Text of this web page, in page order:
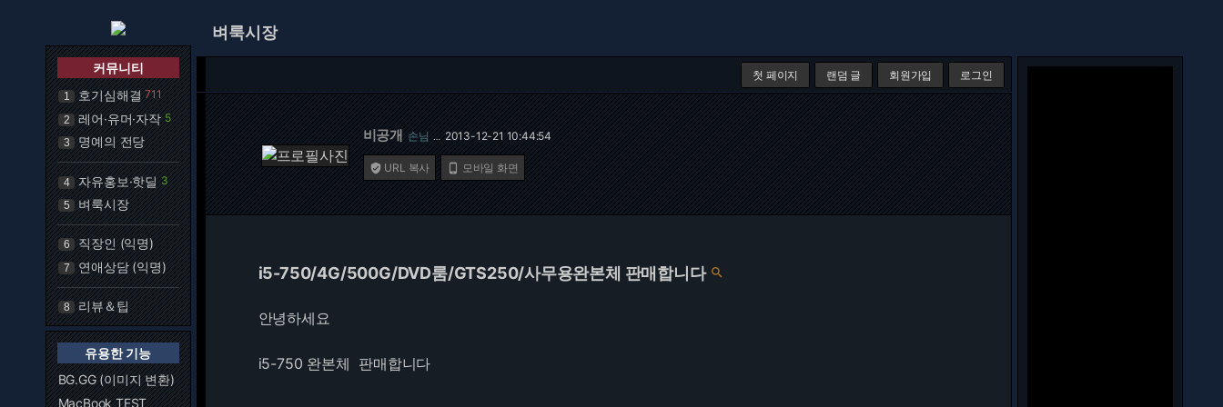
커뮤니티
1 호기심해결 711
2 레어·유머·자작 5
3 명예의 전당
4 자유홍보·핫딜 3
5 벼룩시장
6 직장인 (익명)
7 연애상담 (익명)
8 리뷰＆팁
유용한 기능
BG.GG (이미지 변환)
MacBook TEST
벼룩시장
첫 페이지 랜덤 글 회원가입 로그인
비공개 손님 … 2013-12-21 10:44:54
 URL 복사  모바일 화면
i5-750/4G/500G/DVD룸/GTS250/사무용완본체 판매합니다 
안녕하세요
i5-750 완본체 판매합니다